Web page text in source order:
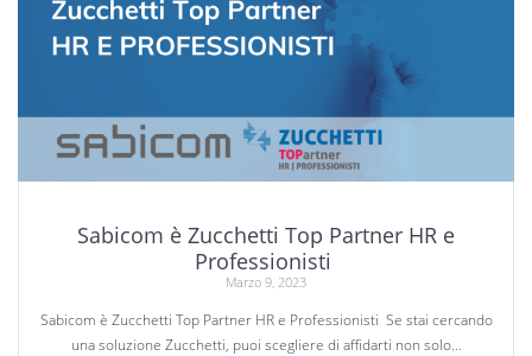
Sabicom è Zucchetti Top Partner HR e
Professionisti
Marzo 9, 2023
Sabicom è Zucchetti Top Partner HR e Professionisti Se stai cercando
una soluzione Zucchetti, puoi scegliere di affidarti non solo…